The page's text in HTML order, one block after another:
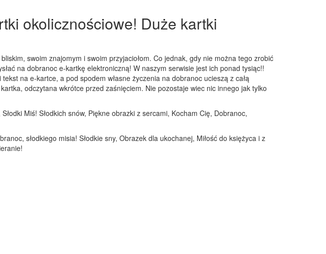
okolicznościowe! Duże kartki
swoim znajomym i swoim przyjaciołom. Co jednak, gdy nie można tego zrobić
na dobranoc e-kartkę elektroniczną! W naszym serwisie jest ich ponad tysiąc!!
na e-kartce, a pod spodem własne życzenia na dobranoc ucieszą z całą
odczytana wkrótce przed zaśnięciem. Nie pozostaje wiec nic innego jak tylko
Miś! Słodkich snów, Piękne obrazki z sercami, Kocham Cię, Dobranoc,
słodkiego misia! Słodkie sny, Obrazek dla ukochanej, Miłość do księżyca i z